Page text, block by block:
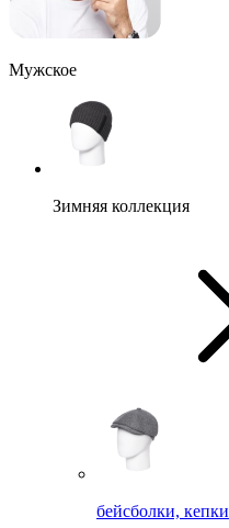
Мужское
Зимняя коллекция
бейсболки, кепки